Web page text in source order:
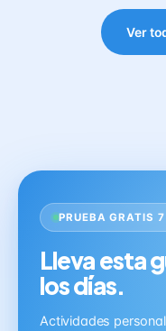
Ver
PRUEBA GRATIS
Lleva esta
los días.
Actividades